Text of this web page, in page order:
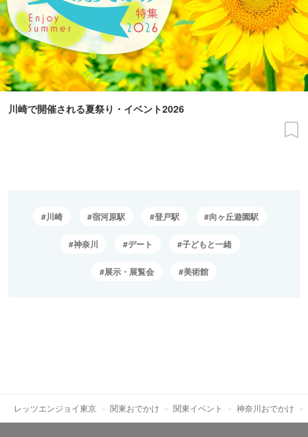
川崎で開催される夏祭り・イベント2026
川崎 宿河原駅 登戸駅 向ヶ丘遊園駅
神奈川 デート 子どもと一緒
展示・展覧会 美術館
レッツエンジョイ東京 関東おでかけ 関東イベント 神奈川おでかけ